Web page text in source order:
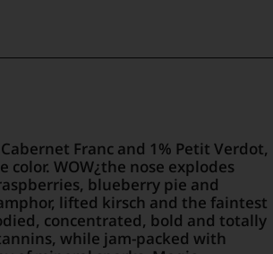
Franc and 1% Petit Verdot,
WOW¿the nose explodes
blueberry pie and
lifted kirsch and the faintest
concentrated, bold and totally
while jam-packed with